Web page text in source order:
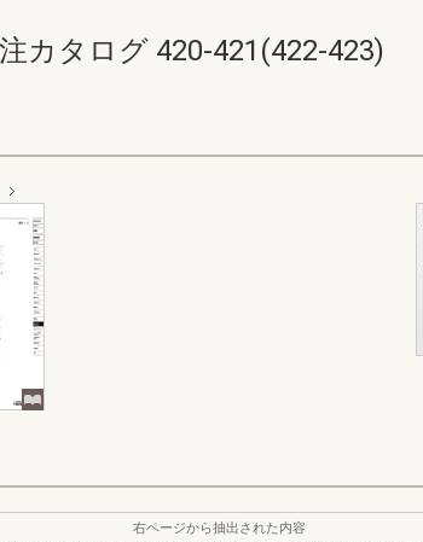
カタログ 420-421(422-423)
右ページから抽出された内容